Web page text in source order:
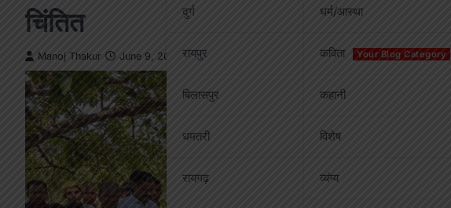
दुर्ग
रायपुर
बिलासपुर
धमतरी
रायगढ़
धर्म/आस्था
कविता Your Blog Category
कहानी
विशेष
व्यंग्य
चिंतित
Manoj Thakur June 9, 2026